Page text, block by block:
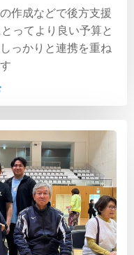
作成などで後方支援
ってより良い予算と
っかりと連携を重ね